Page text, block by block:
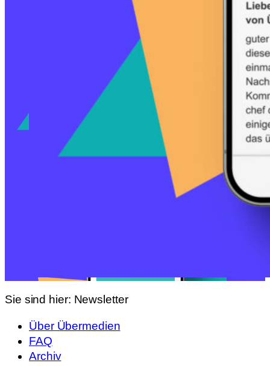
Sie sind hier: Newsletter
Über Übermedien
FAQ
Archiv